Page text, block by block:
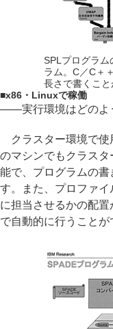
SPLプログラム
ラム。C／C＋
長さで書くこと
■x86・Linuxで稼働
――実行環境はどのよ
クラスター環境で使
のマシンでもクラス
能で、プログラムの
す。また、プロファ
に担当させるかの配
で自動的に行うことが